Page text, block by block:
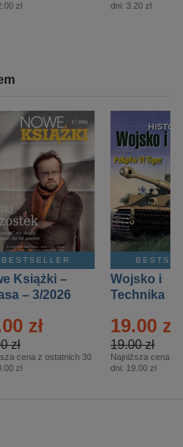
zł
dni: 3.20 zł
BESTSELLER
Książki –
– 3/2026
zł
zł
cena z ostatnich 30
zł
Wojsko i
Technika
– 2/2026
19.00 zł
19.00 zł
Najniższa cena z
dni: 19.00 zł